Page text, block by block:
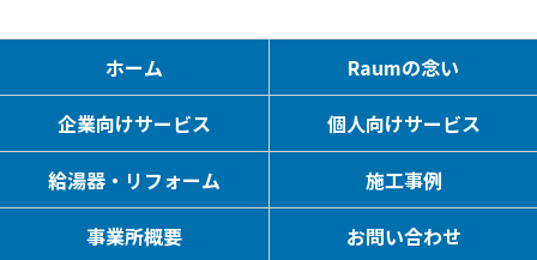
ホーム
Raumの念い
企業向けサービス
個人向けサービス
給湯器・リフォーム
施工事例
事業所概要
お問い合わせ